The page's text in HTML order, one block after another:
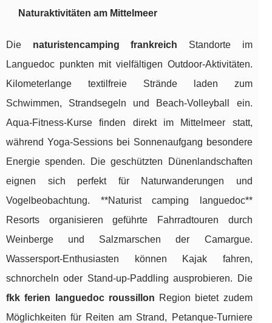
Naturaktivitäten am Mittelmeer
Die naturistencamping frankreich Standorte im
Languedoc punkten mit vielfältigen Outdoor-Aktivitäten.
Kilometerlange textilfreie Strände laden zum
Schwimmen, Strandsegeln und Beach-Volleyball ein.
Aqua-Fitness-Kurse finden direkt im Mittelmeer statt,
während Yoga-Sessions bei Sonnenaufgang besondere
Energie spenden. Die geschützten Dünenlandschaften
eignen sich perfekt für Naturwanderungen und
Vogelbeobachtung. **Naturist camping languedoc**
Resorts organisieren geführte Fahrradtouren durch
Weinberge und Salzmarschen der Camargue.
Wassersport-Enthusiasten können Kajak fahren,
schnorcheln oder Stand-up-Paddling ausprobieren. Die
fkk ferien languedoc roussillon Region bietet zudem
Möglichkeiten für Reiten am Strand, Petanque-Turniere